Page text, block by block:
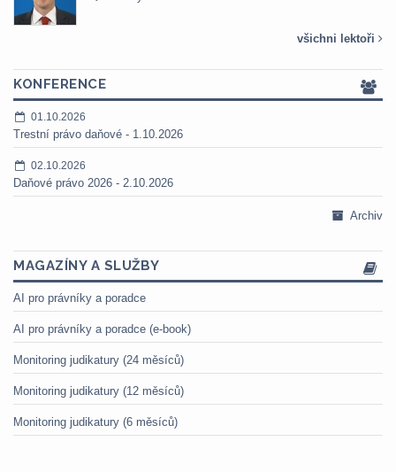
všichni lektoři
KONFERENCE
01.10.2026
Trestní právo daňové - 1.10.2026
02.10.2026
Daňové právo 2026 - 2.10.2026
Archiv
MAGAZÍNY A SLUŽBY
AI pro právníky a poradce
AI pro právníky a poradce (e-book)
Monitoring judikatury (24 měsíců)
Monitoring judikatury (12 měsíců)
Monitoring judikatury (6 měsíců)